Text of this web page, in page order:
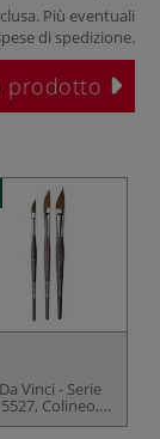
Più eventuali
di spedizione.
prodotto
Da Vinci - Serie
5527, Colineo,
a spada